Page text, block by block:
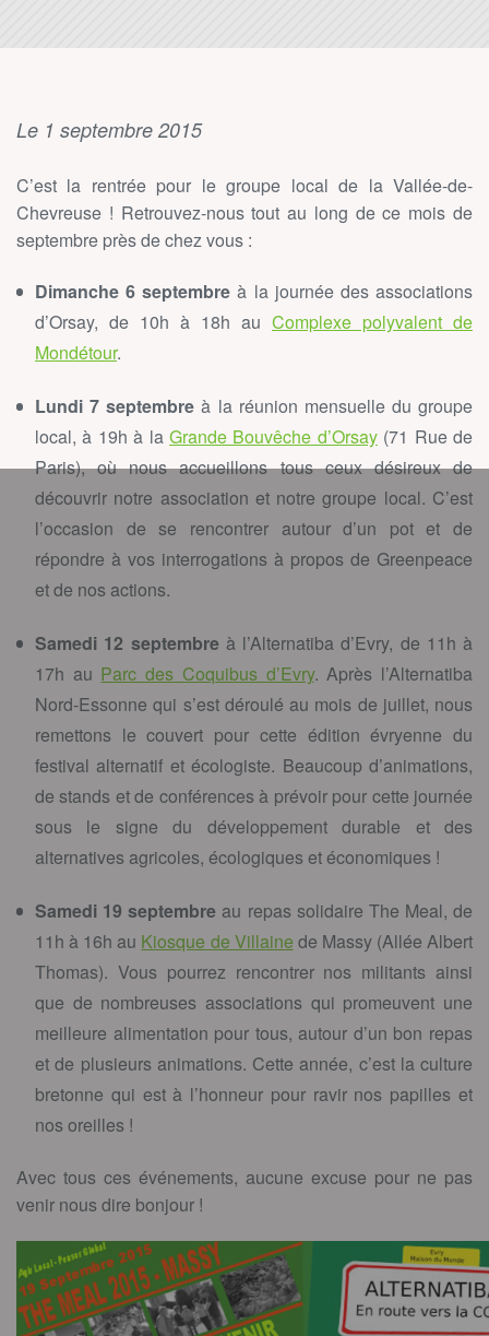
Le 1 septembre 2015
C’est la rentrée pour le groupe local de la Vallée-de-
Chevreuse ! Retrouvez-nous tout au long de ce mois de
septembre près de chez vous :
Dimanche 6 septembre à la journée des associations
d’Orsay, de 10h à 18h au Complexe polyvalent de
Mondétour.
Lundi 7 septembre à la réunion mensuelle du groupe
local, à 19h à la Grande Bouvêche d’Orsay(71 Rue de
Paris), où nous accueillons tous ceux désireux de
découvrir notre association et notre groupe local. C’est
l’occasion de se rencontrer autour d’un pot et de
répondre à vos interrogations à propos de Greenpeace
et de nos actions.
Samedi 12 septembreà l’Alternatiba d’Evry, de 11h à
17h au Parc des Coquibus d’Evry. Après l’Alternatiba
Nord-Essonne qui s’est déroulé au mois de juillet, nous
remettons le couvert pour cette édition évryenne du
festival alternatif et écologiste. Beaucoup d’animations,
de stands et de conférences à prévoir pour cette journée
sous le signe du développement durable et des
alternatives agricoles, écologiques et économiques !
Samedi 19 septembre au repas solidaire The Meal, de
11h à 16h au Kiosque de Villaine de Massy (Allée Albert
Thomas). Vous pourrez rencontrer nos militants ainsi
que de nombreuses associations qui promeuvent une
meilleure alimentation pour tous, autour d’un bon repas
et de plusieurs animations. Cette année, c’est la culture
bretonne qui est à l’honneur pour ravir nos papilles et
nos oreilles !
Avec tous ces événements, aucune excuse pour ne pas
venir nous dire bonjour !